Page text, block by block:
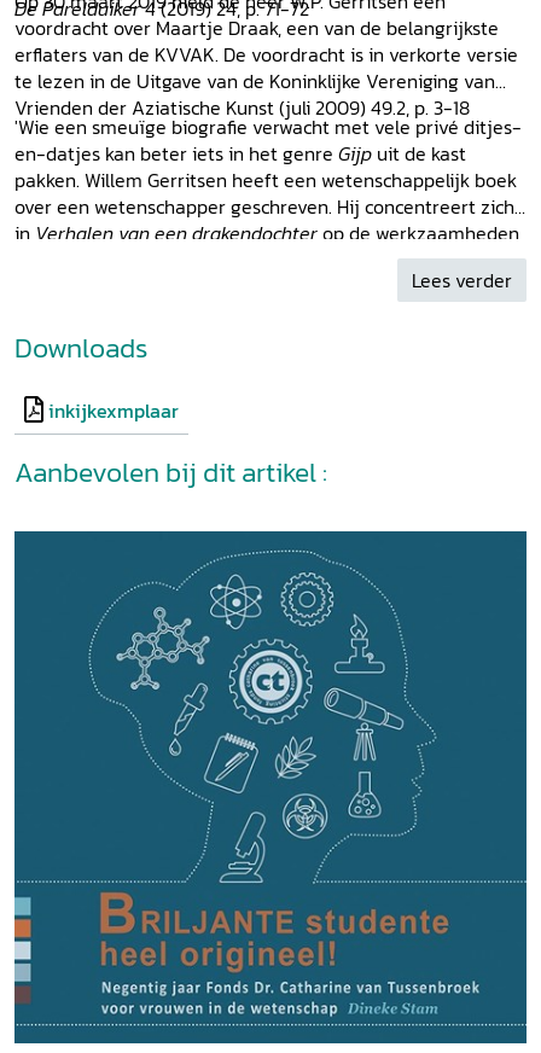
De Parelduiker4 (2019) 24, p. 71-72
voordracht over Maartje Draak, een van de belangrijkste
erflaters van de KVVAK. De voordracht is in verkorte versie
te lezen in de Uitgave van de Koninklijke Vereniging van
Vrienden der Aziatische Kunst (juli 2009) 49.2, p. 3-18
'Wie een smeuïge biografie verwacht met vele privé ditjes-
en-datjes kan beter iets in het genre Gijp uit de kast
pakken. Willem Gerritsen heeft een wetenschappelijk boek
over een wetenschapper geschreven. Hij concentreert zich
in Verhalen van een drakendochterop de werkzaamheden
van Maartje Draak. In het slothoofdstuk "De aard van de
draak" staat hij expliciet stil bij haar persoonlijk leven en
zijn vroegere onderwijzer en promotor beschrijft hij veelal
in zakelijke termen. Er zijn tipjes van de sluier dat
genegenheid een van de drijfveren was om deze
doorwrochte biografie te schrijven over de vrouw die de
Historiën.nl, 21 juli 2019.
Lees verder
Downloads
inkijkexmplaar
Aanbevolen bij dit artikel :